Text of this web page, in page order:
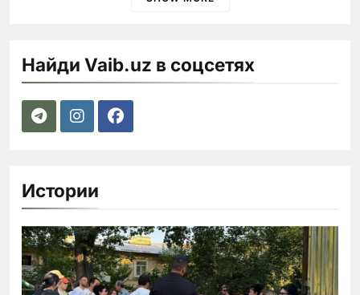
Найди Vaib.uz в соцсетях
Истории